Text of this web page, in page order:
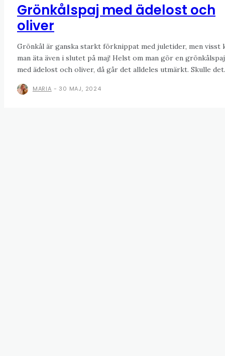
Grönkålspaj med ädelost och
oliver
Grönkål är ganska starkt förknippat med juletider, men visst
man äta även i slutet på maj! Helst om man gör en grönkålspaj
med ädelost och oliver, då går det alldeles utmärkt. Skulle
MARIA - 30 MAJ, 2024